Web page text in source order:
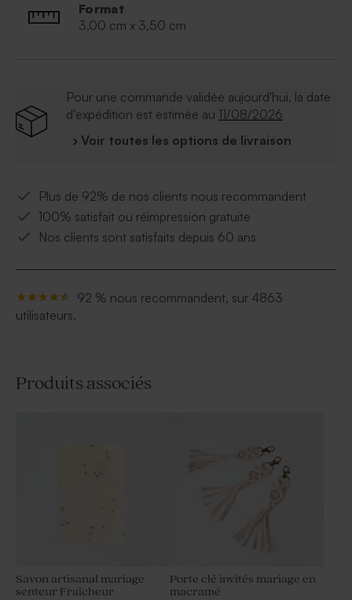
Format
3,00 cm x 3,50 cm
Pour une commande validée aujourd'hui, la date
d'expédition est estimée au 11/08/2026
› Voir toutes les options de livraison
Plus de 92% de nos clients nous recommandent
100% satisfait ou réimpression gratuite
Nos clients sont satisfaits depuis 60 ans
92 % nous recommandent, sur 4863
utilisateurs.
Produits associés
Savon artisanal mariage
senteur Fraîcheur
Porte clé invités mariage en
macramé